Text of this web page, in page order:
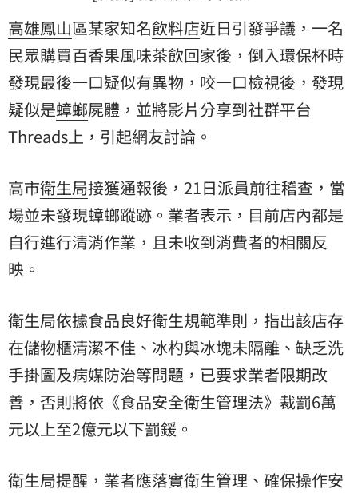
高雄鳳山區某家知名飲料店近日引發爭議，一名
民眾購買百香果風味茶飲回家後，倒入環保杯時
發現最後一口疑似有異物，咬一口檢視後，發現
疑似是蟑螂屍體，並將影片分享到社群平台
Threads上，引起網友討論。
高市衛生局接獲通報後，21日派員前往稽查，當
場並未發現蟑螂蹤跡。業者表示，目前店內都是
自行進行清消作業，且未收到消費者的相關反
映。
衛生局依據食品良好衛生規範準則，指出該店存
在儲物櫃清潔不佳、冰杓與冰塊未隔離、缺乏洗
手掛圖及病媒防治等問題，已要求業者限期改
善，否則將依《食品安全衛生管理法》裁罰6萬
元以上至2億元以下罰鍰。
衛生局提醒，業者應落實衛生管理、確保操作安